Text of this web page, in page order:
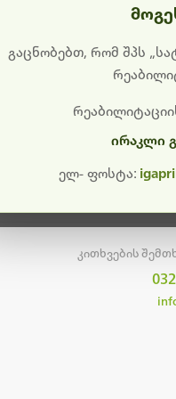
გიხდით
განახლება და
მალე ისევ ხელმისაწვდომი
მთავარ
კითხვების
გაცნობებთ, რომ შპს
ირაკლი
ელ- ფოსტა: